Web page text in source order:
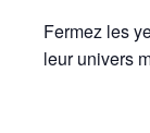
Fermez les
leur univers